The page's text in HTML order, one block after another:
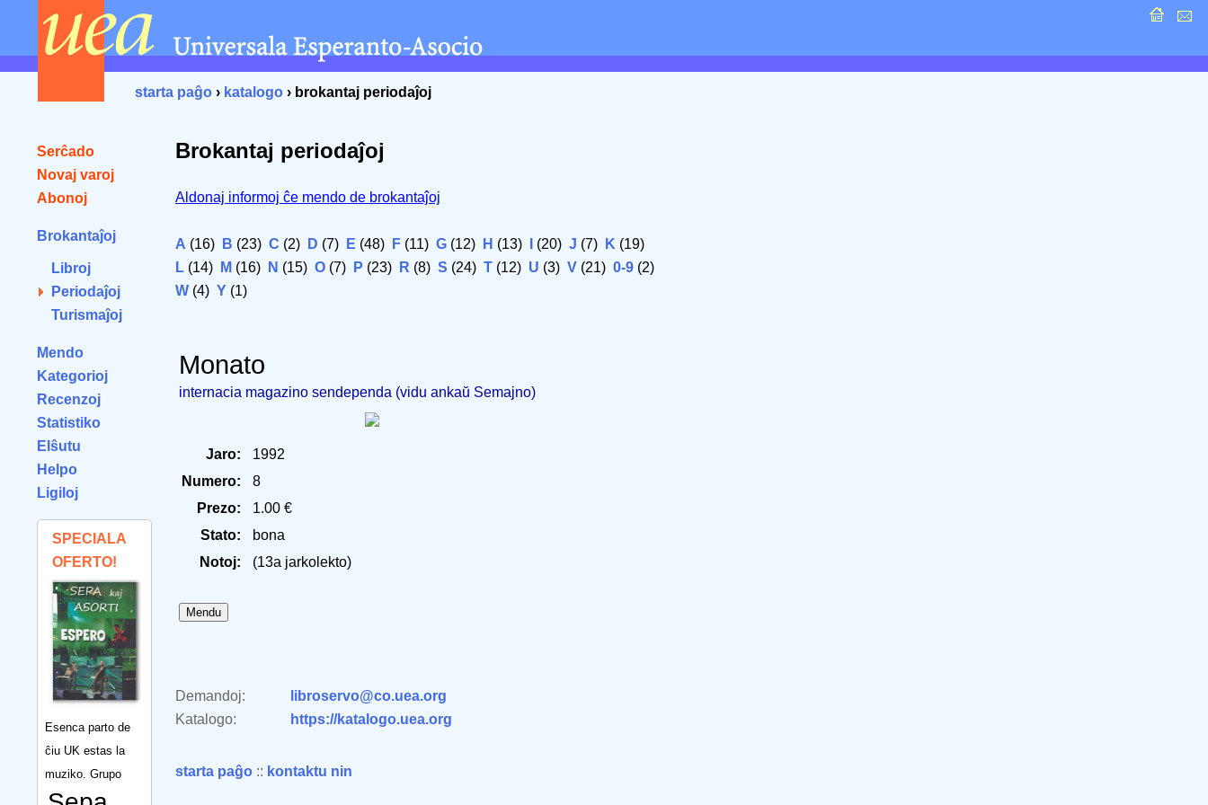
starta paĝo › katalogo › brokantaj periodaĵoj
Serĉado
Novaj varoj
Abonoj
Brokantaĵoj
Libroj
Periodaĵoj
Turismaĵoj
Mendo
Kategorioj
Recenzoj
Statistiko
Elŝutu
Helpo
Ligiloj
SPECIALA
OFERTO!
Esenca parto de
ĉiu UK estas la
muziko. Grupo
Brokantaj periodaĵoj
Aldonaj informoj ĉe mendo de brokantaĵoj
A (16) B (23) C (2) D (7) E (48) F (11) G (12) H (13) (20) J (7) K (19)
L (14) M (16) N (15) O (7) P (23) R (8) S (24) T (12) U (3) V (21) 0-9 (2)
W (4) Y (1)
Monato
internacia magazino sendependa (vidu ankaŭ Semajno)
Jaro:
1992
Numero:
8
Prezo:
1.00 €
Stato:
bona
Notoj:
(13a jarkolekto)
Demandoj:
libroservo@co.uea.org
Katalogo:
https://katalogo.uea.org
starta paĝo :: kontaktu nin